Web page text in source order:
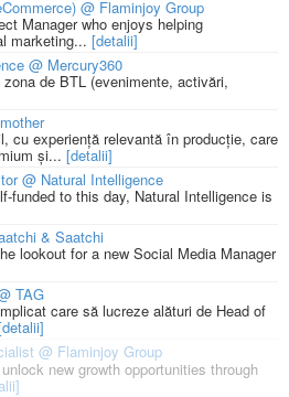
@ Flaminjoy Group
Manager who enjoys helping
marketing... [detalii]
@ Mercury360
de BTL (evenimente, activări,
cu experiență relevantă în producție, care
și... [detalii]
@ Natural Intelligence
funded to this day, Natural Intelligence is
& Saatchi
lookout for a new Social Media Manager
TAG
care să lucreze alături de Head of
@ Flaminjoy Group
new growth opportunities through